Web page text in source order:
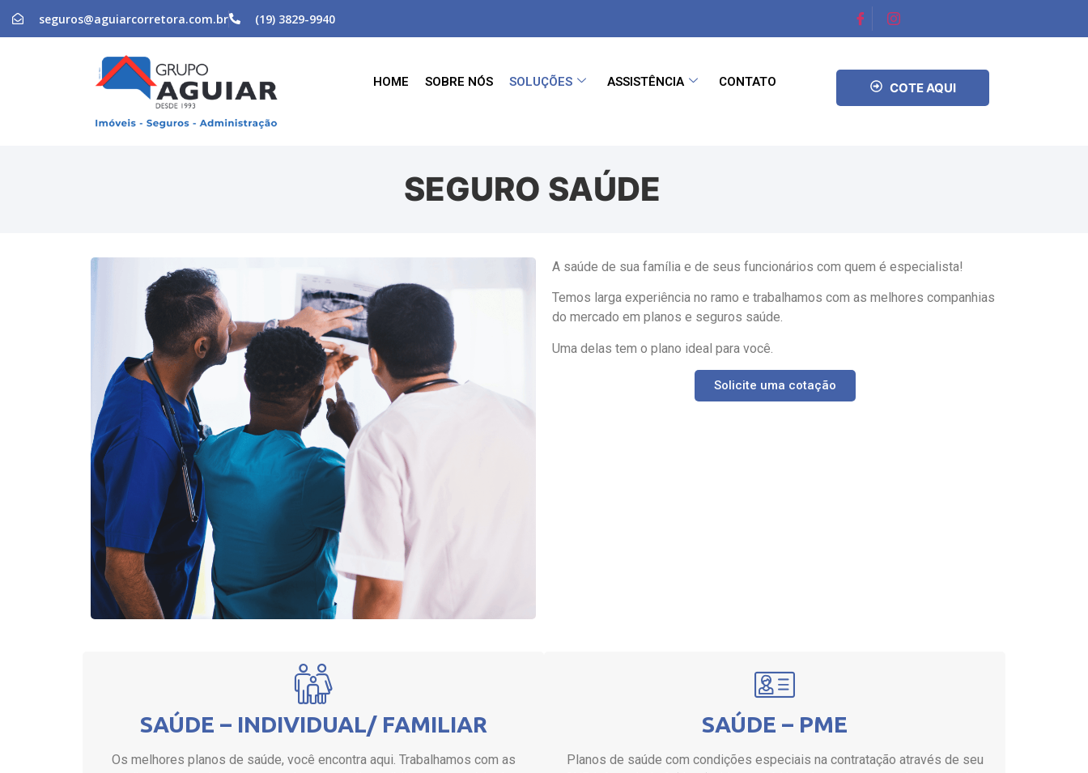
seguros@aguiarcorretora.com.br (19) 3829-9940
HOME SOBRE NÓS SOLUÇÕES ASSISTÊNCIA CONTATO COTE AQUI
SEGURO SAÚDE
A saúde de sua família e de seus funcionários com quem é especialista!
Temos larga experiência no ramo e trabalhamos com as melhores companhias
do mercado em planos e seguros saúde.
Uma delas tem o plano ideal para você.
Solicite uma cotação
SAÚDE – INDIVIDUAL/ FAMILIAR
Os melhores planos de saúde, você encontra aqui. Trabalhamos com as
SAÚDE – PME
Planos de saúde com condições especiais na contratação através de seu